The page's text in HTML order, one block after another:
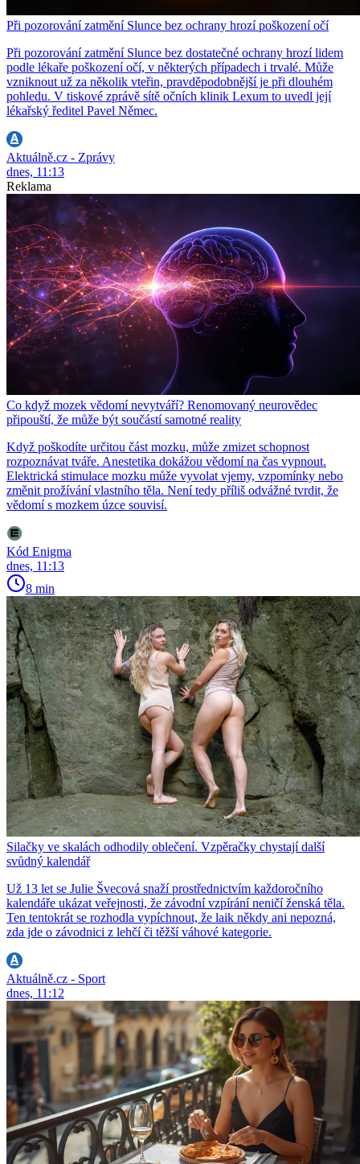
Při pozorování zatmění Slunce bez ochrany hrozí poškození očí
Při pozorování zatmění Slunce bez dostatečné ochrany hrozí lidem
podle lékaře poškození očí, v některých případech i trvalé. Může
vzniknout už za několik vteřin, pravděpodobnější je při dlouhém
pohledu. V tiskové zprávě sítě očních klinik Lexum to uvedl její
lékařský ředitel Pavel Němec.
Aktuálně.cz - Zprávy
dnes, 11:13
Reklama
Co když mozek vědomí nevytváří? Renomovaný neurovědec
připouští, že může být součástí samotné reality
Když poškodíte určitou část mozku, může zmizet schopnost
rozpoznávat tváře. Anestetika dokážou vědomí na čas vypnout.
Elektrická stimulace mozku může vyvolat vjemy, vzpomínky nebo
změnit prožívání vlastního těla. Není tedy příliš odvážné tvrdit, že
vědomí s mozkem úzce souvisí.
Kód Enigma
dnes, 11:13
8 min
Silačky ve skalách odhodily oblečení. Vzpěračky chystají další
svůdný kalendář
Už 13 let se Julie Švecová snaží prostřednictvím každoročního
kalendáře ukázat veřejnosti, že závodní vzpírání neničí ženská těla.
Ten tentokrát se rozhodla vypíchnout, že laik někdy ani nepozná,
zda jde o závodnici z lehčí či těžší váhové kategorie.
Aktuálně.cz - Sport
dnes, 11:12